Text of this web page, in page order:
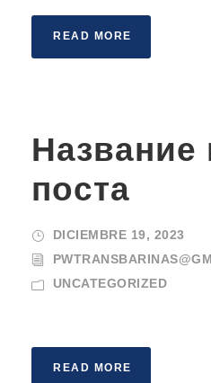
READ MORE
Название
поста
DICIEMBRE 19, 2023
UNCATEGORIZED
READ MORE